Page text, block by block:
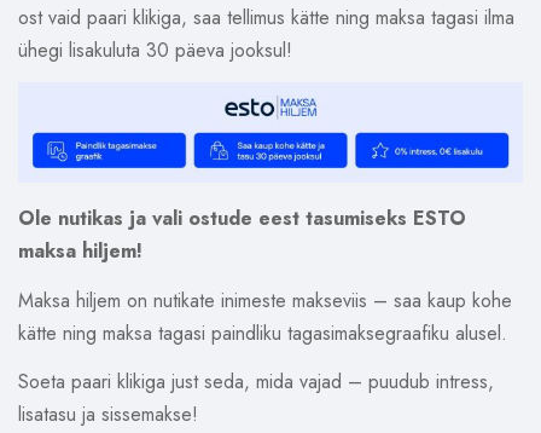
ost vaid paari klikiga, saa tellimus kätte ning maksa tagasi ilma
ühegi lisakuluta 30 päeva jooksul!
Ole nutikas ja vali ostude eest tasumiseks ESTO
maksa hiljem!
Maksa hiljem on nutikate inimeste makseviis – saa kaup kohe
kätte ning maksa tagasi paindliku tagasimaksegraafiku alusel.
Soeta paari klikiga just seda, mida vajad – puudub intress,
lisatasu ja sissemakse!